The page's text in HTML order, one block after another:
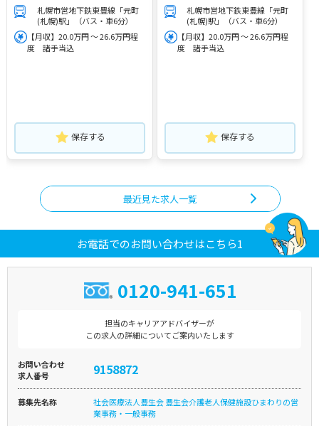
札幌市営地下鉄東豊線「元町
(札幌)駅」（バス・車6分）
【月収】20.0万円 ～ 26.6万円程
度 諸手当込
保存する
札幌市営地下鉄東豊線「元町
(札幌)駅」（バス・車6分）
【月収】20.0万円 ～ 26.6万円程
度 諸手当込
保存する
最近見た求人一覧
お電話でのお問い合わせはこちら1
0120-941-651
担当のキャリアアドバイザーが
この求人の詳細についてご案内いたします
お問い合わせ
求人番号
9158872
募集先名称
社会医療法人豊生会 豊生会介護老人保健施設ひまわりの営
業事務・一般事務